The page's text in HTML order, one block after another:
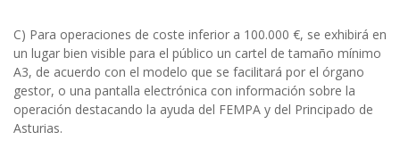
C) Para operaciones de coste inferior a 100.000 €, se exhibirá en
un lugar bien visible para el público un cartel de tamaño mínimo
A3, de acuerdo con el modelo que se facilitará por el órgano
gestor, o una pantalla electrónica con información sobre la
operación destacando la ayuda del FEMPA y del Principado de
Asturias.